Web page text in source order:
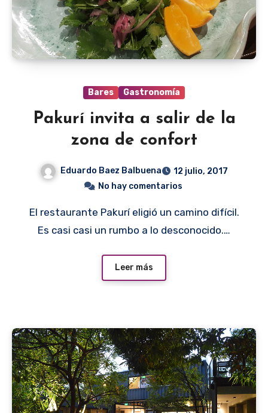
Bares Gastronomía
Pakurí invita a salir de la
zona de confort
Eduardo Baez Balbuena
12 julio, 2017
No hay comentarios
El restaurante Pakurí eligió un camino difícil.
Es casi casi un rumbo a lo desconocido.…
Leer más